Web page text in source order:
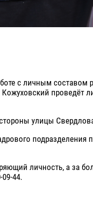
с личным составом
проведёт
улицы
подразделения
личность, а за
44.